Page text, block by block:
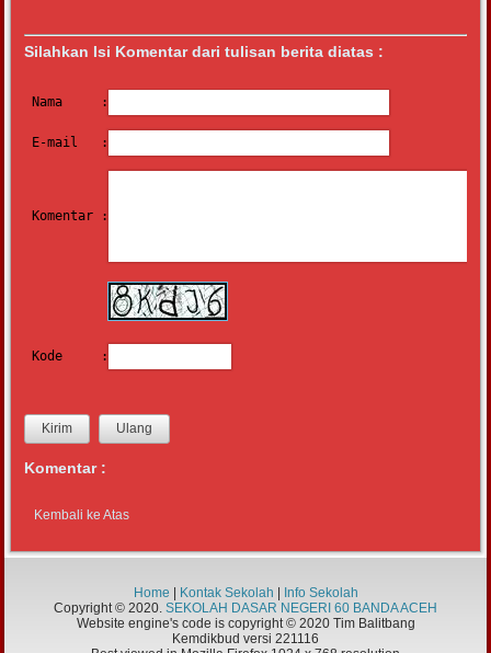
Silahkan Isi Komentar dari tulisan berita diatas :
Nama     :
E-mail   :
Komentar :
Kode     :
Komentar :
Kembali ke Atas
Home Kontak Sekolah
Info Sekolah
Copyright © 2020. SEKOLAH DASAR NEGERI 60 BANDA ACEH
Website engine's code is copyright © 2020 Tim Balitbang
Kemdikbud versi 221116